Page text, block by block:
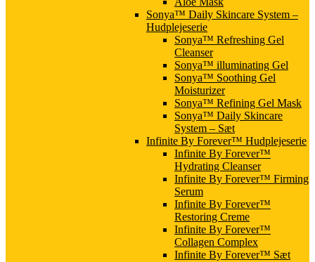
Sonya™ Daily Skincare System –
Hudplejeserie
Sonya™ Refreshing Gel
Cleanser
Sonya™ illuminating Gel
Sonya™ Soothing Gel
Moisturizer
Sonya™ Refining Gel Mask
Sonya™ Daily Skincare
System – Sæt
Infinite By Forever™ Hudplejeserie
Infinite By Forever™
Hydrating Cleanser
Infinite By Forever™ Firming
Serum
Infinite By Forever™
Restoring Creme
Infinite By Forever™
Collagen Complex
Infinite By Forever™ Sæt